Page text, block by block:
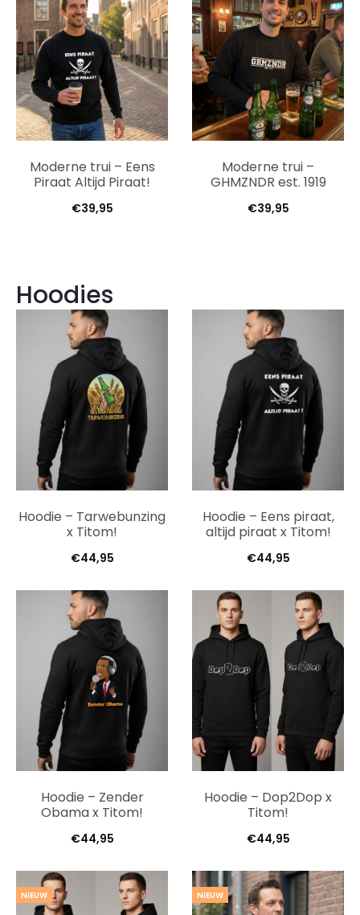
Moderne trui – Eens
Piraat Altijd Piraat!
€39,95
Moderne trui –
GHMZNDR est. 1919
€39,95
Hoodies
Hoodie – Tarwebunzing
x Titom!
€44,95
Hoodie – Eens piraat,
altijd piraat x Titom!
€44,95
Hoodie – Zender
Obama x Titom!
€44,95
Hoodie – Dop2Dop x
Titom!
€44,95
NIEUW NIEUW